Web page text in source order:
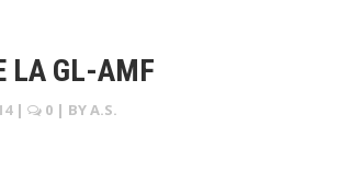
LA GL-AMF
| 0 | BYA.S.